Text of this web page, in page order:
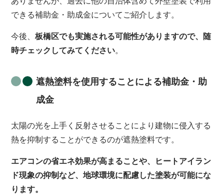
できる補助金・助成金についてご紹介します。
今後、板橋区でも実施される可能性がありますので、随
時チェックしてみてください。
遮熱塗料を使用することによる補助金・助
成金
太陽の光を上手く反射させることにより建物に侵入する
熱を抑制することができるのが遮熱塗料です。
エアコンの省エネ効果が高まることや、ヒートアイラン
ド現象の抑制など、地球環境に配慮した塗装が可能にな
ります。